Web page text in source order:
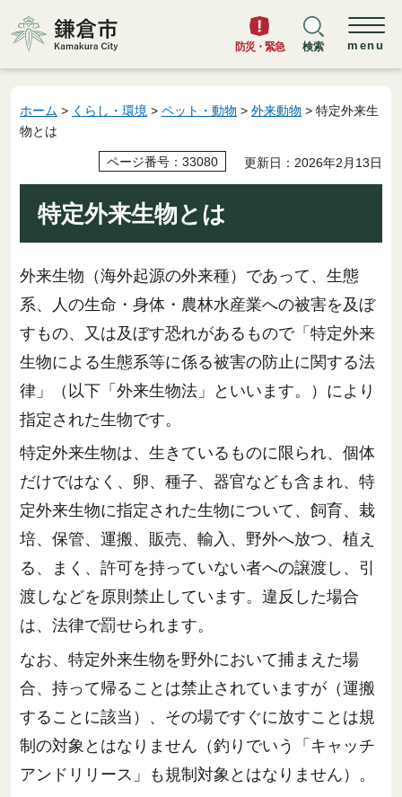
鎌倉市
防災・緊急 検索 menu
ホーム > くらし・環境 > ペット・動物 > 外来動物 > 特定外来生
物とは
ページ番号：33080 更新日：2026年2月13日
特定外来生物とは
外来生物（海外起源の外来種）であって、生態
系、人の生命・身体・農林水産業への被害を及ぼ
すもの、又は及ぼす恐れがあるもので「特定外来
生物による生態系等に係る被害の防止に関する法
律」（以下「外来生物法」といいます。）により
指定された生物です。
特定外来生物は、生きているものに限られ、個体
だけではなく、卵、種子、器官なども含まれ、特
定外来生物に指定された生物について、飼育、栽
培、保管、運搬、販売、輸入、野外へ放つ、植え
る、まく、許可を持っていない者への譲渡し、引
渡しなどを原則禁止しています。違反した場合
は、法律で罰せられます。
なお、特定外来生物を野外において捕まえた場
合、持って帰ることは禁止されていますが（運搬
することに該当）、その場ですぐに放すことは規
制の対象とはなりません（釣りでいう「キャッチ
アンドリリース」も規制対象とはなりません）。